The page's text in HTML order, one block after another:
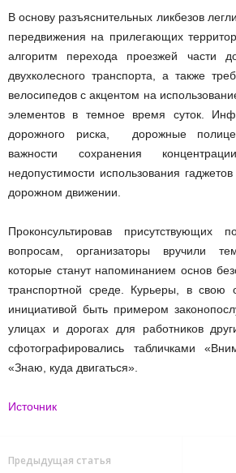
В основу разъяснительных ликбезов
передвижения на прилегающих
алгоритм перехода проезжей части
двухколесного транспорта, а также
велосипедов с акцентом на
элементов в темное время суток.
дорожного риска, дорожные
важности сохранения
недопустимости использования
дорожном движении.
Проконсультировав
вопросам, организаторы вручили
которые станут напоминанием основ
транспортной среде. Курьеры, в свою
инициативой быть примером
улицах и дорогах для работников
сфотографировались табличками
«Знаю, куда двигаться».
Источник
Предыдущая статья